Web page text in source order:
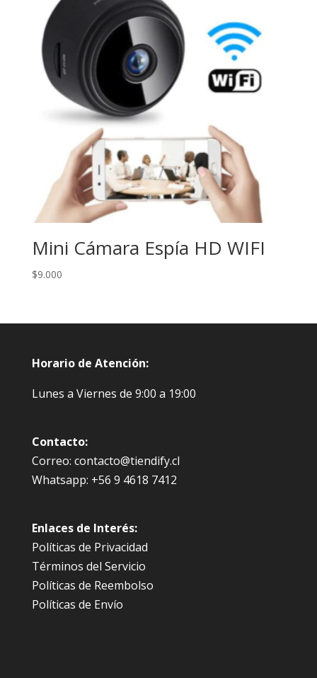
Mini Cámara Espía HD WIFI
$9.000
Horario de Atención:
Lunes a Viernes de 9:00 a 19:00
Contacto:
Correo: contacto@tiendify.cl
Whatsapp: +56 9 4618 7412
Enlaces de Interés:
Políticas de Privacidad
Términos del Servicio
Políticas de Reembolso
Políticas de Envío